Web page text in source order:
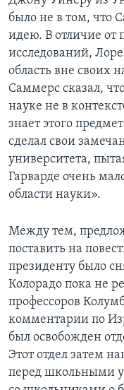
было не в том, что
идею. В отличие от
исследований,
область вне своих
Саммерс сказал,
науке не в
знает этого
сделал свои
университета,
Гарварде очень
области науки».
Между тем,
поставить на
президенту было
Колорадо пока не
профессоров
комментарии по
был освобожден
Этот отдел затем
перед школьными